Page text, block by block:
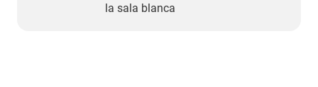
la sala blanca